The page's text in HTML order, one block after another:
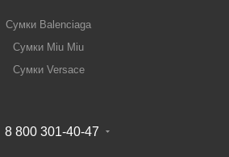
Сумки Balenciaga
Сумки Miu Miu
Сумки Versace
8 800 301-40-47